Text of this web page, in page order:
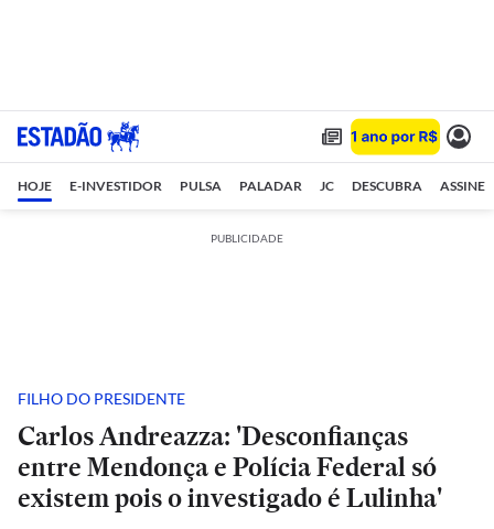
HOJE E-INVESTIDOR PULSA PALADAR JC DESCUBRA ASSINE
PUBLICIDADE
FILHO DO PRESIDENTE
Carlos Andreazza: 'Desconfianças
entre Mendonça e Polícia Federal só
existem pois o investigado é Lulinha'